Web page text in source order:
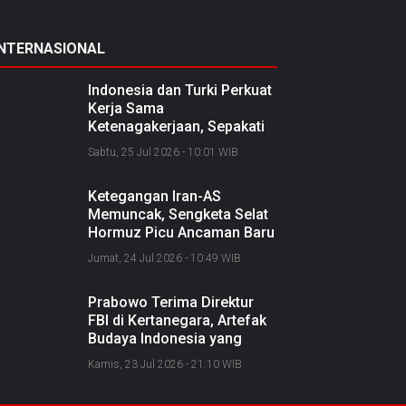
INTERNASIONAL
Indonesia dan Turki Perkuat
Kerja Sama
Ketenagakerjaan, Sepakati
Joint Action Plan 2026–
2027
Sabtu, 25 Jul 2026 - 10:01 WIB
Ketegangan Iran-AS
Memuncak, Sengketa Selat
Hormuz Picu Ancaman Baru
soal Jalur Minyak Dunia
Jumat, 24 Jul 2026 - 10:49 WIB
Prabowo Terima Direktur
FBI di Kertanegara, Artefak
Budaya Indonesia yang
Diselundupkan Dipulangkan
Kamis, 23 Jul 2026 - 21:10 WIB